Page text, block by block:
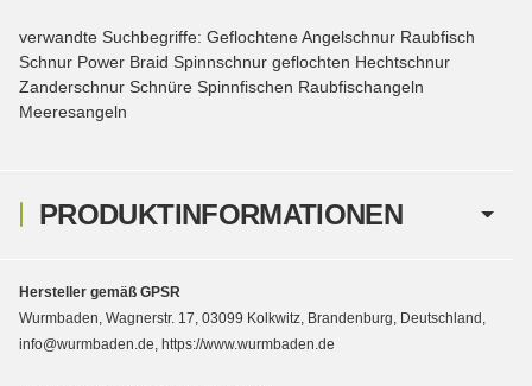
PRODUKTINFORMATIONEN
verwandte Suchbegriffe: Geflochtene Angelschnur Raubfisch
Schnur Power Braid Spinnschnur geflochten Hechtschnur
Zanderschnur Schnüre Spinnfischen Raubfischangeln
Meeresangeln
Hersteller gemäß GPSR
Wurmbaden, Wagnerstr. 17, 03099 Kolkwitz, Brandenburg, Deutschland,
info@wurmbaden.de, https://www.wurmbaden.de